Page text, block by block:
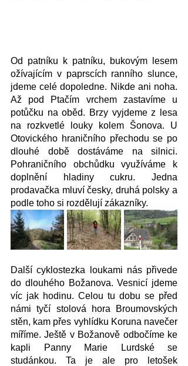
Od patníku k patníku, bukovým lesem
ožívajícím v paprscích ranního slunce,
jdeme celé dopoledne. Nikde ani noha.
Až pod Ptačím vrchem zastavíme u
potůčku na oběd. Brzy vyjdeme z lesa
na rozkvetlé louky kolem Šonova. U
Otovického hraničního přechodu se po
dlouhé době dostáváme na silnici.
Pohraničního obchůdku využíváme k
doplnění hladiny cukru. Jedna
prodavačka mluví česky, druhá polsky a
podle toho si rozdělují zákazníky.
Další cyklostezka loukami nás přivede
do dlouhého Božanova. Vesnicí jdeme
víc jak hodinu. Celou tu dobu se před
námi tyčí stolová hora Broumovských
stěn, kam přes vyhlídku Koruna navečer
míříme. Ještě v Božanově odbočíme ke
kapli Panny Marie Lurdské se
studánkou. Ta je ale pro letošek